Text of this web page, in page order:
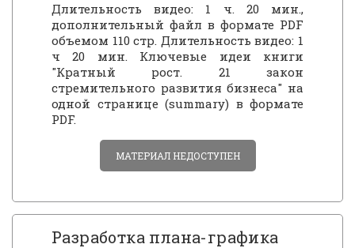
Длительность видео: 1 ч. 20 мин.,
дополнительный файл в формате PDF
объемом 110 стр. Длительность видео: 1
ч 20 мин. Ключевые идеи книги
"Кратный рост. 21 закон
стремительного развития бизнеса" на
одной странице (summary) в формате
PDF.
МАТЕРИАЛ НЕДОСТУПЕН
Разработка плана-графика